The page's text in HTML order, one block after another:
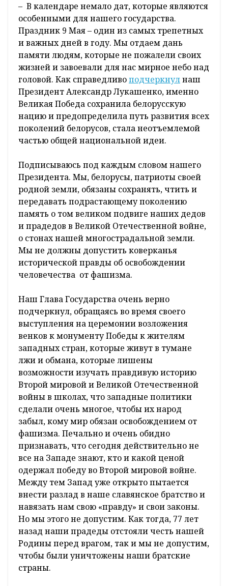
– В календаре немало дат, которые являются
особенными для нашего государства.
Праздник 9 Мая – один из самых трепетных
и важных дней в году. Мы отдаем дань
памяти людям, которые не пожалели своих
жизней и завоевали для нас мирное небо над
головой. Как справедливоподчеркнулнаш
Президент Александр Лукашенко, именно
Великая Победа сохранила белорусскую
нацию и предопределила путь развития всех
поколений белорусов, стала неотъемлемой
частью общей национальной идеи.
Подписываюсь под каждым словом нашего
Президента. Мы, белорусы, патриоты своей
родной земли, обязаны сохранять, чтить и
передавать подрастающему поколению
память о том великом подвиге наших дедов
и прадедов в Великой Отечественной войне,
о стонах нашей многострадальной земли.
Мы не должны допустить коверканья
исторической правды об освобождении
человечества от фашизма.
Наш Глава Государства очень верно
подчеркнул, обращаясь во время своего
выступления на церемонии возложения
венков к монументу Победы к жителям
западных стран, которые живут в тумане
лжи и обмана, которые лишены
возможности изучать правдивую историю
Второй мировой и Великой Отечественной
войны в школах, что западные политики
сделали очень многое, чтобы их народ
забыл, кому мир обязан освобождением от
фашизма. Печально и очень обидно
признавать, что сегодня действительно не
все на Западе знают, кто и какой ценой
одержал победу во Второй мировой войне.
Между тем Запад уже открыто пытается
внести разлад в наше славянское братство и
навязать нам свою «правду» и свои законы.
Но мы этого не допустим. Как тогда, 77 лет
назад наши прадеды отстояли честь нашей
Родины перед врагом, так и мы не допустим,
чтобы были уничтожены наши братские
страны.